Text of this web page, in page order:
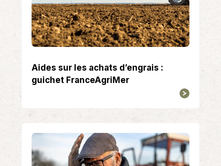
Aides sur les achats d’engrais :
guichet FranceAgriMer